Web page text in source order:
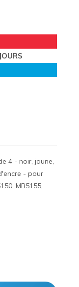
4 - noir, jaune,
- pour
MB5155,